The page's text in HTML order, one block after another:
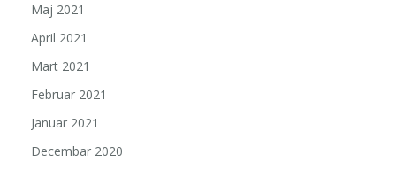
Maj 2021
April 2021
Mart 2021
Februar 2021
Januar 2021
Decembar 2020